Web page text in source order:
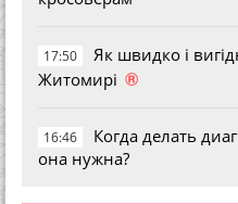
17:50
Як швидко і
Житомирі ®
16:46
Когда делать
она нужна?